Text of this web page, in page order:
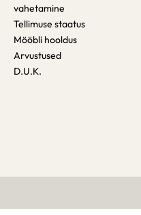
vahetamine
Tellimuse staatus
Mööbli hooldus
Arvustused
D.U.K.